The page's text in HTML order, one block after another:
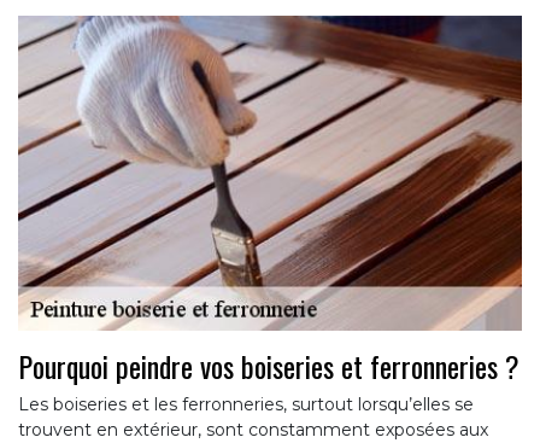
Pourquoi peindre vos boiseries et ferronneries ?
Les boiseries et les ferronneries, surtout lorsqu’elles se
trouvent en extérieur, sont constamment exposées aux